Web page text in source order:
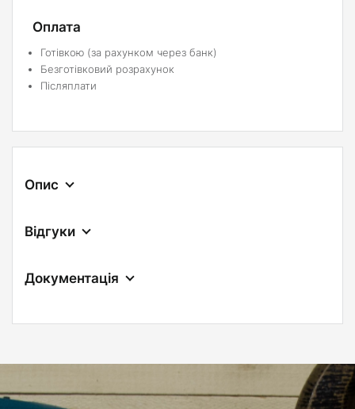
Оплата
Готівкою (за рахунком через банк)
Безготівковий розрахунок
Післяплати
Опис
Відгуки
Документація